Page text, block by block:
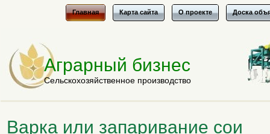
Главная Карта сайта О проекте Доска
Аграрный бизнес
Сельскохозяйственное производство
Варка или запаривание сои